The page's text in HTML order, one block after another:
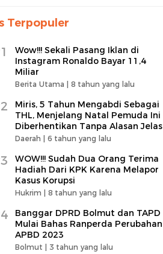
Terpopuler
Wow!!! Sekali Pasang Iklan di
Instagram Ronaldo Bayar 11,4
Miliar
Berita Utama | 8 tahun yang lalu
Miris, 5 Tahun Mengabdi Sebagai
THL, Menjelang Natal Pemuda Ini
Diberhentikan Tanpa Alasan Jelas
Daerah | 6 tahun yang lalu
WOW!!! Sudah Dua Orang Terima
Hadiah Dari KPK Karena Melapor
Kasus Korupsi
Hukrim | 8 tahun yang lalu
Banggar DPRD Bolmut dan TAPD
Mulai Bahas Ranperda Perubahan
APBD 2023
Bolmut | 3 tahun yang lalu